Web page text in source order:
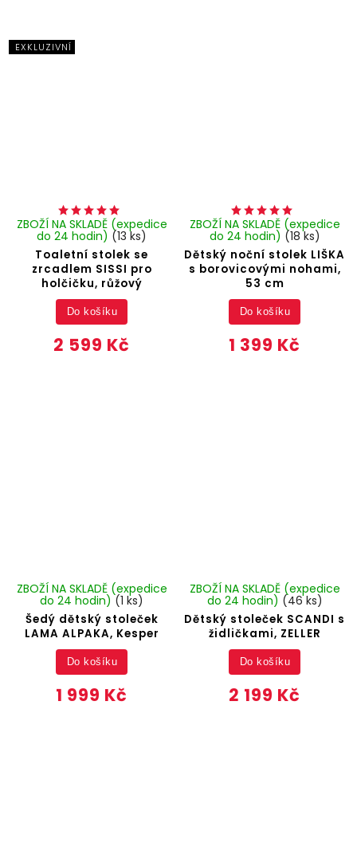
EXKLUZIVNÍ
Toaletní stolek se
zrcadlem SISSI pro
holčičku, růžový
ZBOŽÍ NA SKLADĚ (expedice
do 24 hodin) (13 ks)
2 599 Kč
Do košíku
Dětský noční stolek LIŠKA
s borovicovými nohami,
53 cm
ZBOŽÍ NA SKLADĚ (expedice
do 24 hodin) (18 ks)
1 399 Kč
Do košíku
Šedý dětský stoleček
LAMA ALPAKA, Kesper
ZBOŽÍ NA SKLADĚ (expedice
do 24 hodin) (1 ks)
1 999 Kč
Do košíku
Dětský stoleček SCANDI s
židličkami, ZELLER
ZBOŽÍ NA SKLADĚ (expedice
do 24 hodin) (46 ks)
2 199 Kč
Do košíku